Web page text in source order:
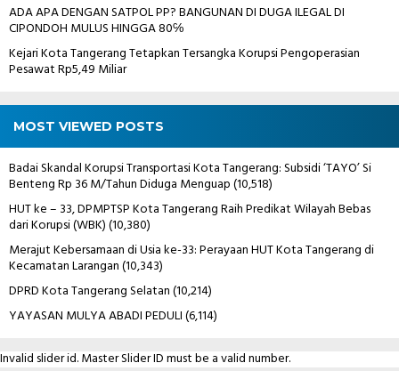
ADA APA DENGAN SATPOL PP? BANGUNAN DI DUGA ILEGAL DI
CIPONDOH MULUS HINGGA 80℅
Kejari Kota Tangerang Tetapkan Tersangka Korupsi Pengoperasian
Pesawat Rp5,49 Miliar
MOST VIEWED POSTS
Badai Skandal Korupsi Transportasi Kota Tangerang: Subsidi ‘TAYO’ Si
Benteng Rp 36 M/Tahun Diduga Menguap(10,518)
HUT ke – 33, DPMPTSP Kota Tangerang Raih Predikat Wilayah Bebas
dari Korupsi (WBK)(10,380)
Merajut Kebersamaan di Usia ke-33: Perayaan HUT Kota Tangerang di
Kecamatan Larangan(10,343)
DPRD Kota Tangerang Selatan(10,214)
YAYASAN MULYA ABADI PEDULI(6,114)
Invalid slider id. Master Slider ID must be a valid number.